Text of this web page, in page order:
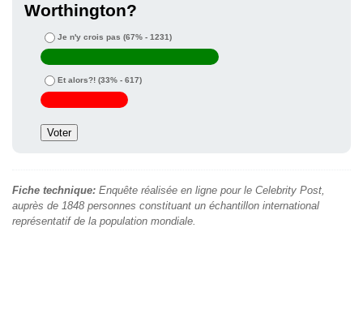
Worthington?
Je n'y crois pas (67% - 1231)
Et alors?! (33% - 617)
Fiche technique: Enquête réalisée en ligne pour le Celebrity Post,
auprès de 1848 personnes constituant un échantillon international
représentatif de la population mondiale.